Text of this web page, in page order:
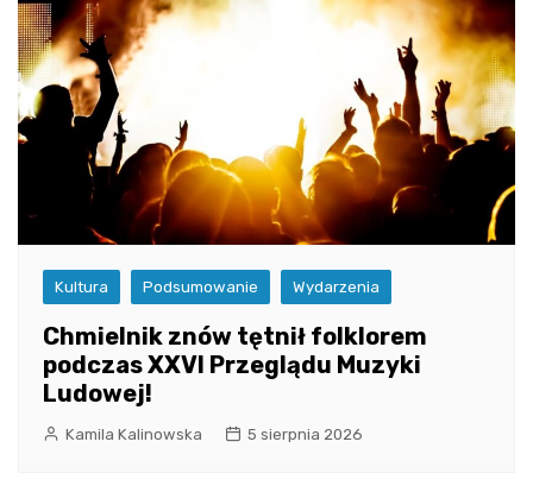
Kultura Podsumowanie Wydarzenia
Chmielnik znów tętnił folklorem
podczas XXVI Przeglądu Muzyki
Ludowej!
Kamila Kalinowska 5 sierpnia 2026